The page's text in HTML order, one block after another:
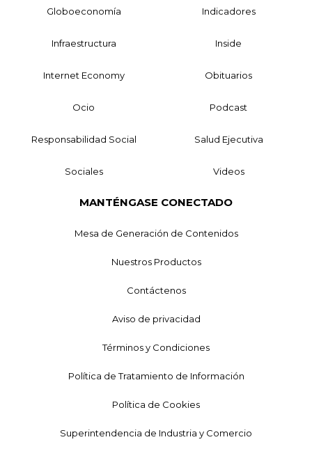
Globoeconomía Indicadores
Infraestructura Inside
Internet Economy Obituarios
Ocio Podcast
Responsabilidad Social Salud Ejecutiva
Sociales Videos
MANTÉNGASE CONECTADO
Mesa de Generación de Contenidos
Nuestros Productos
Contáctenos
Aviso de privacidad
Términos y Condiciones
Política de Tratamiento de Información
Política de Cookies
Superintendencia de Industria y Comercio